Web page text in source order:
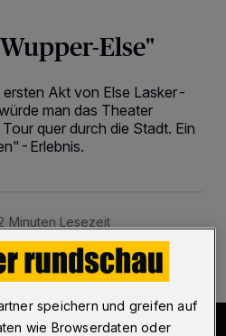
Else"
Akt von Else Lasker-
man das Theater
quer durch die Stadt. Ein
Erlebnis.
Minuten Lesezeit
speichern und greifen auf
wie Browserdaten oder